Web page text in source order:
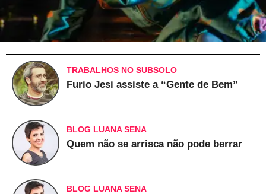
TRABALHOS NO SUBSOLO
Furio Jesi assiste a “Gente de Bem”
BLOG LUANA SENA
Quem não se arrisca não pode berrar
BLOG LUANA SENA